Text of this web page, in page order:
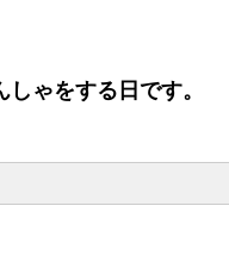
ゃをする日です。